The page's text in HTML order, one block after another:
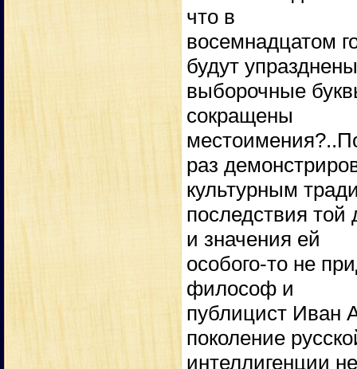
что в
восемнадцатом
будут упразднены
выборочные
сокращены
раз
культурным
последствия
и значения ей
особого-то не
философ и
публицист Иван
поколение
интеллигенции